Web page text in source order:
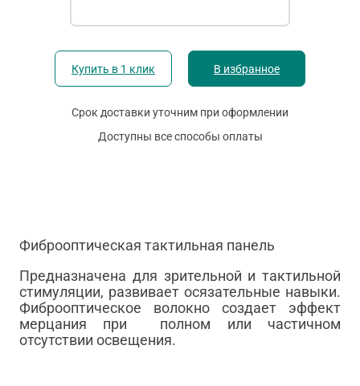
Купить в 1 клик В избранное
Срок доставки уточним при оформлении
Доступны все способы оплаты
Фиброоптическая тактильная панель
Предназначена для зрительной и тактильной
стимуляции, развивает осязательные навыки.
Фиброоптическое волокно создает эффект
мерцания при полном или частичном
отсутствии освещения.